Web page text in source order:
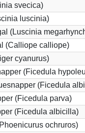
svecica)
luscinia)
(Luscinia
(Calliope calliope)
cyanurus)
(Ficedula
(Ficedula
(Ficedula parva)
(Ficedula albicilla)
ochruros)